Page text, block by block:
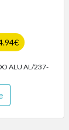
ALU AL/237-